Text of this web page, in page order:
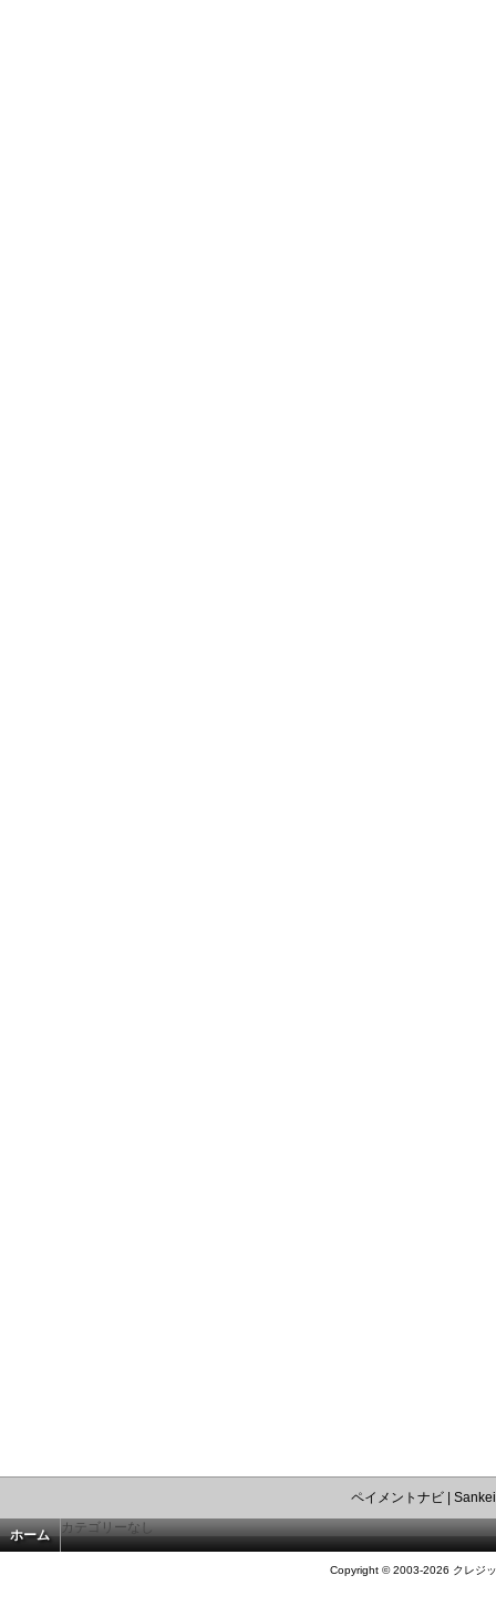
ペイメントナビ|
ホーム カテゴリーなし
Copyright © 2003-2026 クレジ